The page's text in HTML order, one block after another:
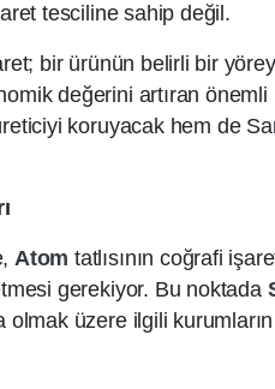
tesciline sahip değil.
bir ürünün belirli bir
değerini artıran önemli
koruyacak hem de
Atomtatlısının coğrafi
gerekiyor. Bu noktada
olmak üzere ilgili